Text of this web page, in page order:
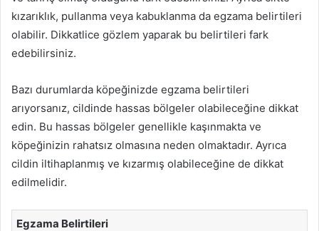
kızarıklık, pullanma veya kabuklanma da egzama belirtileri
olabilir. Dikkatlice gözlem yaparak bu belirtileri fark
edebilirsiniz.
Bazı durumlarda köpeğinizde egzama belirtileri
arıyorsanız, cildinde hassas bölgeler olabileceğine dikkat
edin. Bu hassas bölgeler genellikle kaşınmakta ve
köpeğinizin rahatsız olmasına neden olmaktadır. Ayrıca
cildin iltihaplanmış ve kızarmış olabileceğine de dikkat
edilmelidir.
Egzama Belirtileri